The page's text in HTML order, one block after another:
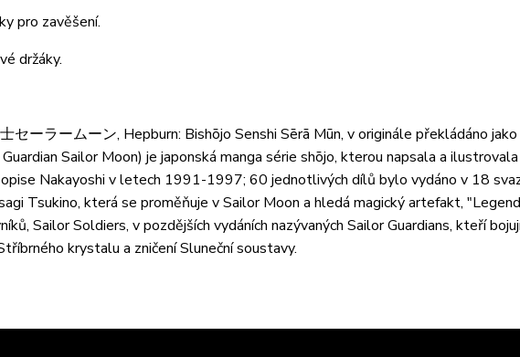
pro zavěšení.
držáky.
セーラームーン, Hepburn: Bishōjo Senshi Sērā Mūn, v originále překládáno
Sailor Moon) je japonská manga série shōjo, kterou napsala a
Nakayoshi v letech 1991-1997; 60 jednotlivých dílů bylo vydáno v 18
Tsukino, která se proměňuje v Sailor Moon a hledá magický artefakt,
Sailor Soldiers, v pozdějších vydáních nazývaných Sailor Guardians, kteří
krystalu a zničení Sluneční soustavy.